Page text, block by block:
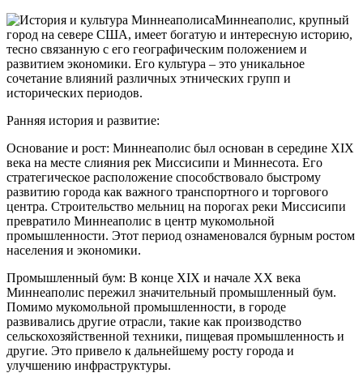
Миннеаполис, крупный
город на севере США, имеет богатую и интересную историю,
тесно связанную с его географическим положением и
развитием экономики. Его культура – это уникальное
сочетание влияний различных этнических групп и
исторических периодов.
Ранняя история и развитие:
Основание и рост: Миннеаполис был основан в середине XIX
века на месте слияния рек Миссисипи и Миннесота. Его
стратегическое расположение способствовало быстрому
развитию города как важного транспортного и торгового
центра. Строительство мельниц на порогах реки Миссисипи
превратило Миннеаполис в центр мукомольной
промышленности. Этот период ознаменовался бурным ростом
населения и экономики.
Промышленный бум: В конце XIX и начале XX века
Миннеаполис пережил значительный промышленный бум.
Помимо мукомольной промышленности, в городе
развивались другие отрасли, такие как производство
сельскохозяйственной техники, пищевая промышленность и
другие. Это привело к дальнейшему росту города и
улучшению инфраструктуры.